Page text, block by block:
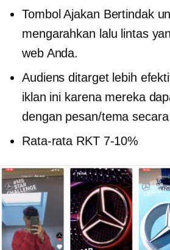
Tombol Ajakan Bertindak
mengarahkan lalu lintas
web Anda.
Audiens ditarget lebih
iklan ini karena mereka
dengan pesan/tema
Rata-rata RKT 7-10%